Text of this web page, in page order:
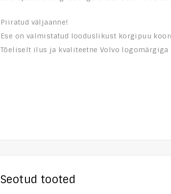
Piiratud väljaanne!
Ese on valmistatud looduslikust korgipuu
Tõeliselt ilus ja kvaliteetne Volvo logomärgiga
Seotud tooted